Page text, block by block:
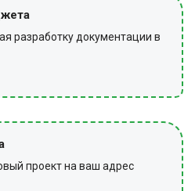
разработку документации в
проект на ваш адрес